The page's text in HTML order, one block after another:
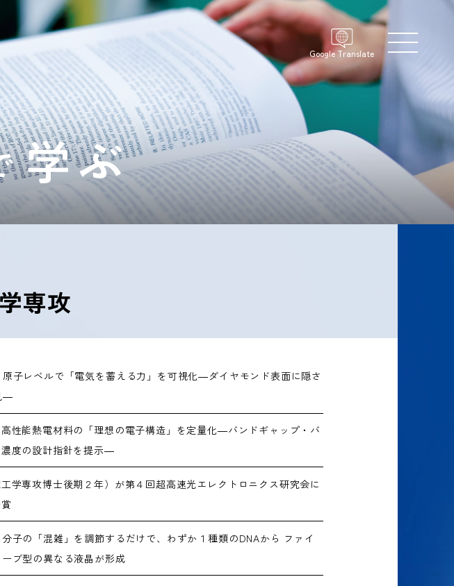
Google Translate
専攻
原子レベルで「電気を蓄える力」を可視化―ダイヤモンド表面に隠さ
―
高性能熱電材料の「理想の電子構造」を定量化―バンドギャップ・バ
度の設計指針を提示―
学専攻博士後期２年）が第４回超高速光エレクトロニクス研究会に
分子の「混雑」を調節するだけで、わずか１種類のDNAから ファイ
ブ型の異なる液晶が形成